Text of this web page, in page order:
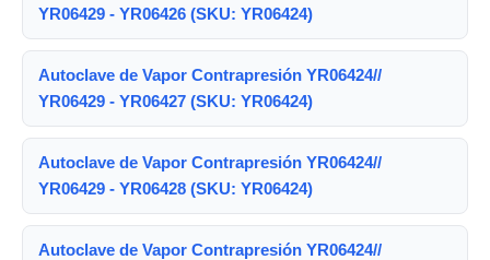
YR06429 - YR06426 (SKU: YR06424)
Autoclave de Vapor Contrapresión YR06424//
YR06429 - YR06427 (SKU: YR06424)
Autoclave de Vapor Contrapresión YR06424//
YR06429 - YR06428 (SKU: YR06424)
Autoclave de Vapor Contrapresión YR06424//